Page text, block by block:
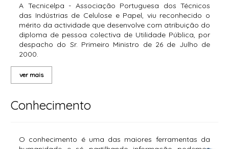
A Tecnicelpa - Associação Portuguesa dos Técnicos
das Indústrias de Celulose e Papel, viu reconhecido o
mérito da actividade que desenvolve com atribuição do
diploma de pessoa colectiva de Utilidade Pública, por
despacho do Sr. Primeiro Ministro de 26 de Julho de
2000.
ver mais
Conhecimento
O conhecimento é uma das maiores ferramentas da